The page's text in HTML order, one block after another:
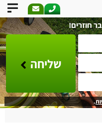
חוזרים!
שליחה
.